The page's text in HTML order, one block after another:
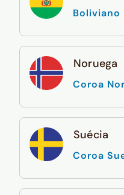
Boliviano
Noruega
Coroa
Suécia
Coroa